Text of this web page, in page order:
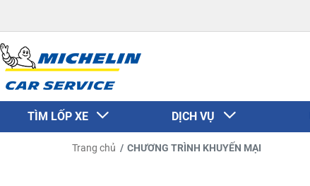
TÌM LỐP XE DỊCH VỤ
Trang chủ CHƯƠNG TRÌNH KHUYẾN MẠI